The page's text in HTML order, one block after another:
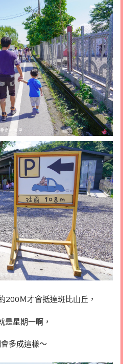
200Ｍ才會抵達斑比山丘，
是星期一啊，
多成這樣～